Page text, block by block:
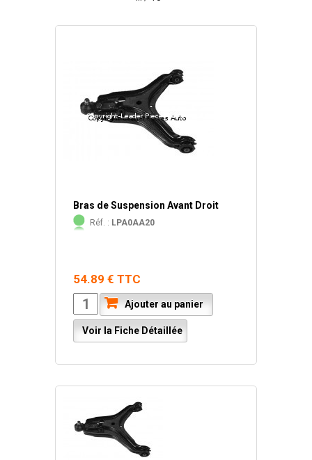
Bras de Suspension Avant Droit
Réf. : LPA0AA20
54.89 € TTC
Ajouter au panier
Voir la Fiche Détaillée